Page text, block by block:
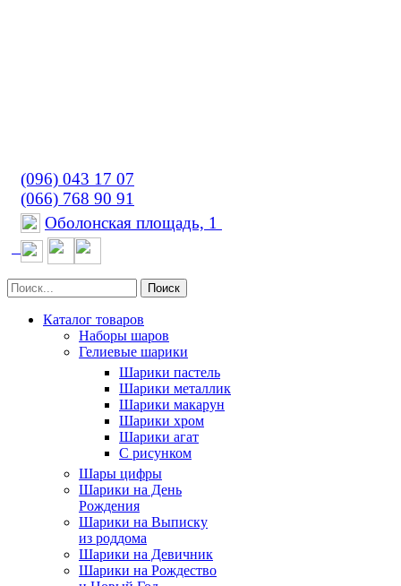
(096) 043 17 07
(066) 768 90 91
Оболонская площадь, 1
Поиск
Каталог товаров
Наборы шаров
Гелиевые шарики
Шарики пастель
Шарики металлик
Шарики макарун
Шарики хром
Шарики агат
С рисунком
Шары цифры
Шарики на День
Рождения
Шарики на Выписку
из роддома
Шарики на Девичник
Шарики на Рождество